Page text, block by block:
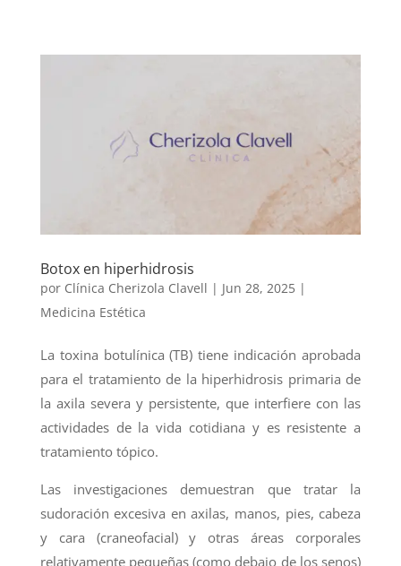
Botox en hiperhidrosis
por Clínica Cherizola Clavell | Jun 28, 2025|
Medicina Estética
La toxina botulínica (TB) tiene indicación aprobada
para el tratamiento de la hiperhidrosis primaria de
la axila severa y persistente, que interfiere con las
actividades de la vida cotidiana y es resistente a
tratamiento tópico.
Las investigaciones demuestran que tratar la
sudoración excesiva en axilas, manos, pies, cabeza
y cara (craneofacial) y otras áreas corporales
relativamente pequeñas (como debajo de los senos)